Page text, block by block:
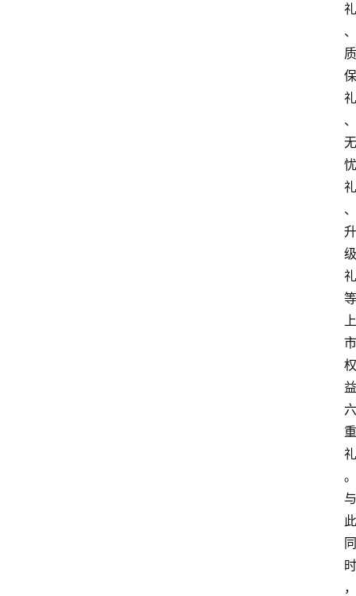
礼
、
质
保
礼
、
无
忧
礼
、
升
级
礼
等
上
市
权
益
六
重
礼
。
与
此
同
时
，